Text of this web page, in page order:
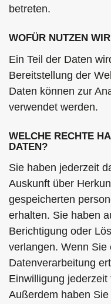
betreten.
WOFÜR NUTZEN
Ein Teil der Daten
Bereitstellung der
Daten können zur
verwendet werden.
WELCHE RECHTE
DATEN?
Sie haben jederzeit
Auskunft über
gespeicherten
erhalten. Sie haben
Berichtigung oder
verlangen. Wenn
Datenverarbeitung
Einwilligung
Außerdem haben